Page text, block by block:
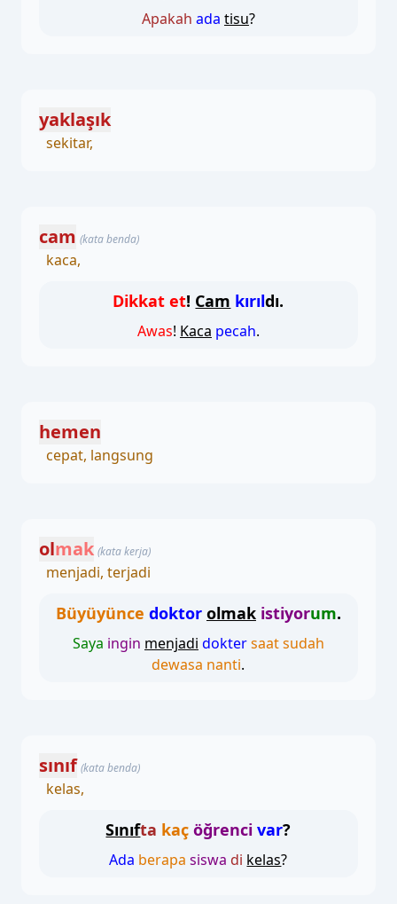
Apakah ada tisu?
yaklaşık
sekitar,
cam (kata benda)
kaca,
Dikkat et! Cam kırıldı.
Awas! Kaca pecah.
hemen
cepat, langsung
olmak (kata kerja)
menjadi, terjadi
Büyüyünce doktor olmak istiyorum.
Saya ingin menjadi doktersaat sudah
dewasa nanti.
sınıf (kata benda)
kelas,
Sınıfta kaç öğrenci var?
Ada berapa siswa di kelas?